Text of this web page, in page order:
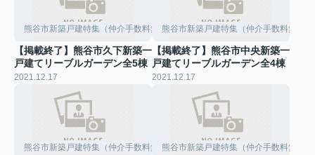
熊谷市新築戸建特集（仲介手数料無料）
【掲載終了】熊谷市久下新築一
戸建てリーブルガーデン全5棟
2021.12.17
熊谷市新築戸建特集（仲介手数料無料）
【掲載終了】熊谷市中央新築一
戸建てリーブルガーデン全4棟
2021.12.17
熊谷市新築戸建特集（仲介手数料無料）熊谷市新築戸建特集（仲介手数料無料）